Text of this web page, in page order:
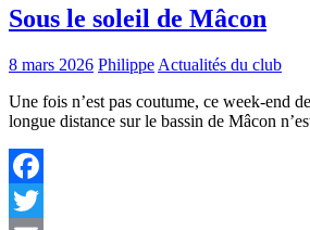
Sous le soleil de Mâcon
8 mars 2026 Philippe Actualités du club
Une fois n’est pas coutume, ce week-end
longue distance sur le bassin de Mâcon
Facebook